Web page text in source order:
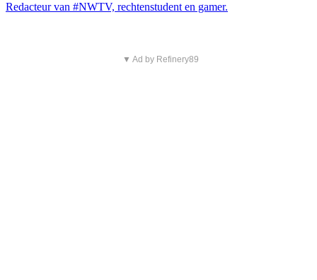
Redacteur van #NWTV, rechtenstudent en gamer.
▼ Ad by Refinery89